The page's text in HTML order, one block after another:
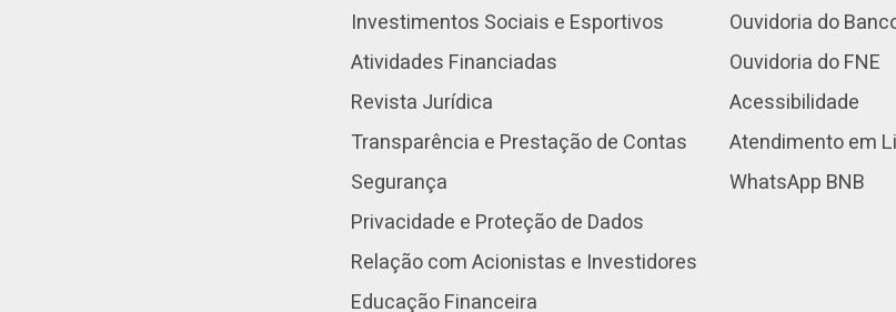
Investimentos Sociais e Esportivos
Atividades Financiadas
Revista Jurídica
Transparência e Prestação de Contas
Segurança
Privacidade e Proteção de Dados
Relação com Acionistas e Investidores
Educação Financeira
Ouvidoria do
Ouvidoria do FNE
Acessibilidade
Atendimento em
WhatsApp BNB